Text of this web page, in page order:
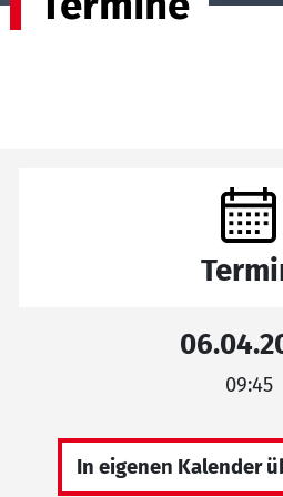
09:45
In eigenen Kalender